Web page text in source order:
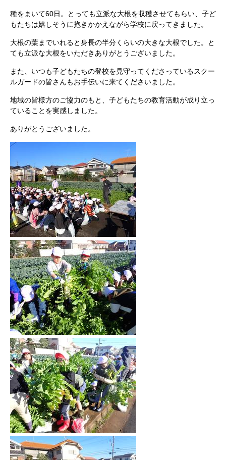
種をまいて60日。とっても立派な大根を収穫させてもらい、子ど
もたちは嬉しそうに抱きかかえながら学校に戻ってきました。
大根の葉までいれると身長の半分くらいの大きな大根でした。と
ても立派な大根をいただきありがとうございました。
また、いつも子どもたちの登校を見守ってくださっているスクー
ルガードの皆さんもお手伝いに来てくださいました。
地域の皆様方のご協力のもと、子どもたちの教育活動が成り立っ
ていることを実感しました。
ありがとうございました。